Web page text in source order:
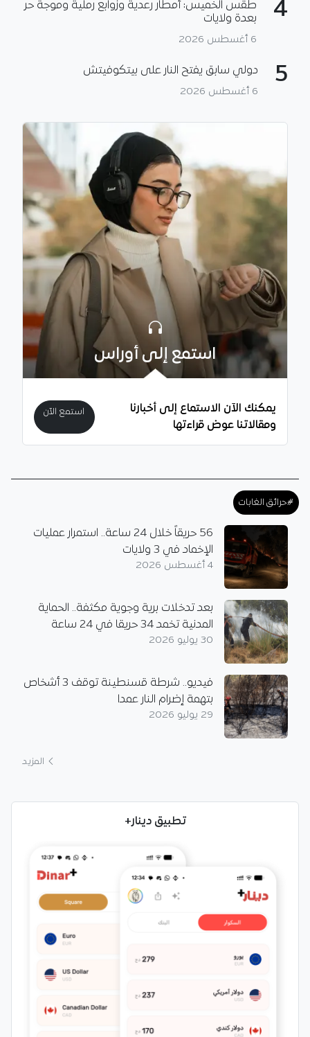
4
طقس الخميس: أمطار رعدية وزوابع رملية وموجة حر
بعدة ولايات
6 أغسطس 2026
5 دولي سابق يفتح النار على بيتكوفيتش
6 أغسطس 2026
استمع إلى أوراس
يمكنك الآن الاستماع إلى أخبارنا
ومقالاتنا عوض قراءتها
استمع الآن
#حرائق الغابات
56 حريقاً خلال 24 ساعة.. استمرار عمليات
الإخماد في 3 ولايات
4 أغسطس 2026
بعد تدخلات برية وجوية مكثفة.. الحماية
المدنية تخمد 34 حريقا في 24 ساعة
30 يوليو 2026
فيديو.. شرطة قسنطينة توقف 3 أشخاص
بتهمة إضرام النار عمدا
29 يوليو 2026
المزيد
تطبيق دينار+